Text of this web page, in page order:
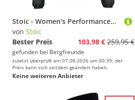
Stoic - Women's PerformanceDown SalmiSt. Jacket with Hood - Daunenjacke Gr L schwarz
von Stoic
Bester Preis
103,98 € 259,95 €
gefunden bei Bergfreunde
zuletzt überprüft am 07.08.2026 um 00:39; der
Preis kann sich seitdem geändert haben.
Keine weiteren Anbieter